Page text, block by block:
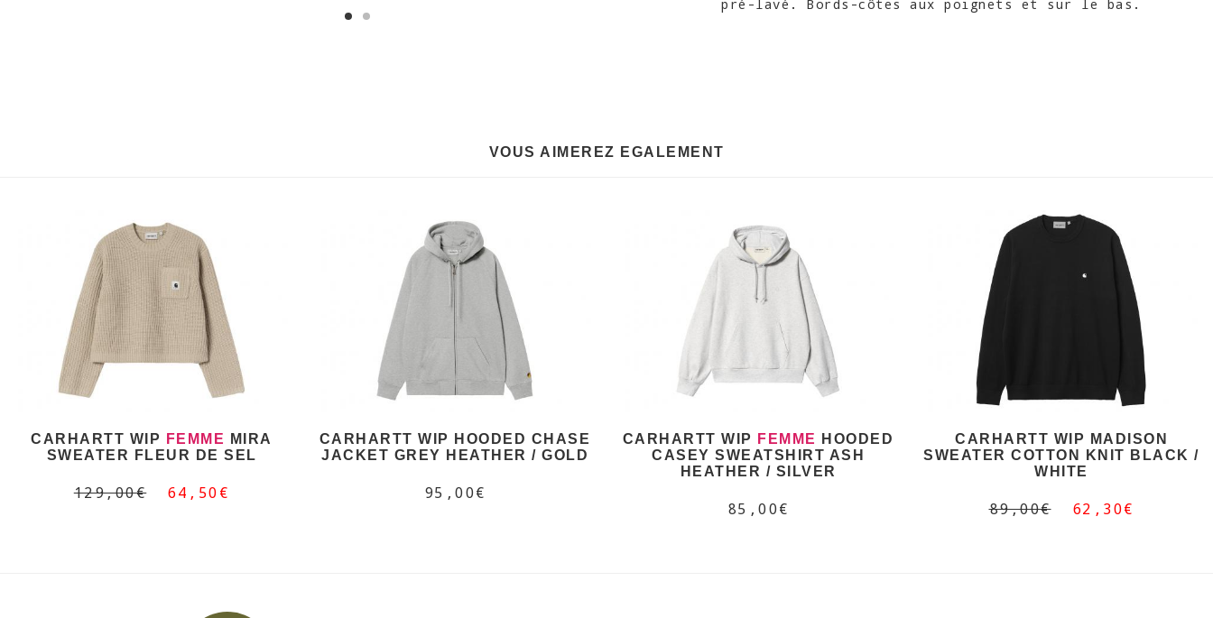
pré-lavé. Bords-côtes aux poignets et sur le bas.
VOUS AIMEREZ EGALEMENT
CARHARTT WIP FEMME
MIRA
SWEATER FLEUR DE SEL
129,00€ 64,50€
CARHARTT WIP HOODED CHASE
JACKET GREY HEATHER / GOLD
95,00€
CARHARTT WIP FEMME
HOODED
CASEY SWEATSHIRT ASH
HEATHER / SILVER
85,00€
CARHARTT WIP MADISON
SWEATER COTTON KNIT BLACK /
WHITE
89,00€ 62,30€